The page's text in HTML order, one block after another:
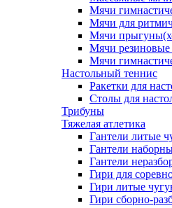
Мячи
Мячи для
Мячи
Мячи резиновые
Мячи
Настольный теннис
Ракетки для
Столы для
Трибуны
Тяжелая атлетика
Гантели литые
Гантели
Гантели
Гири для
Гири литые
Гири сборно-